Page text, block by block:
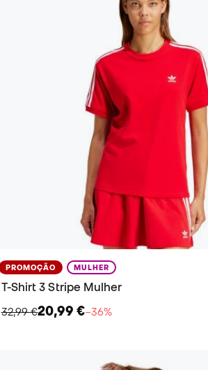
PROMOÇÃO MULHER
T-Shirt 3 Stripe Mulher
32,99 €20,99 €−36%